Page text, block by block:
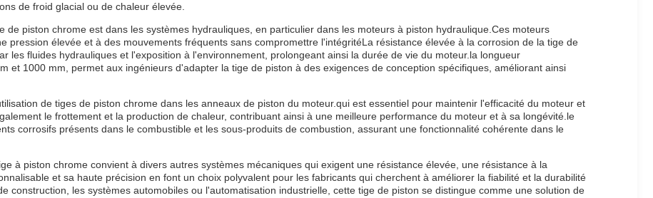
de froid glacial ou de chaleur élevée.
de piston chrome est dans les systèmes hydrauliques, en particulier dans les moteurs à piston hydraulique.Ces moteurs
pression élevée et à des mouvements fréquents sans compromettre l'intégritéLa résistance élevée à la corrosion de la tige de
les fluides hydrauliques et l'exposition à l'environnement, prolongeant ainsi la durée de vie du moteur.la longueur
et 1000 mm, permet aux ingénieurs d'adapter la tige de piston à des exigences de conception spécifiques, améliorant ainsi
de tiges de piston chrome dans les anneaux de piston du moteur.qui est essentiel pour maintenir l'efficacité du moteur et
le frottement et la production de chaleur, contribuant ainsi à une meilleure performance du moteur et à sa longévité.le
corrosifs présents dans le combustible et les sous-produits de combustion, assurant une fonctionnalité cohérente dans le
à piston chrome convient à divers autres systèmes mécaniques qui exigent une résistance élevée, une résistance à la
et sa haute précision en font un choix polyvalent pour les fabricants qui cherchent à améliorer la fiabilité et la durabilité
construction, les systèmes automobiles ou l'automatisation industrielle, cette tige de piston se distingue comme une solution de